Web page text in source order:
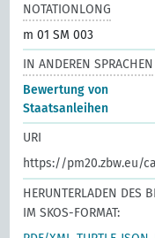
NOTATIONLONG
m 01 SM 003
IN ANDEREN SPRACHEN
Bewertung von
Staatsanleihen
URI
https://pm20.zbw.eu/
HERUNTERLADEN DES
IM SKOS-FORMAT: